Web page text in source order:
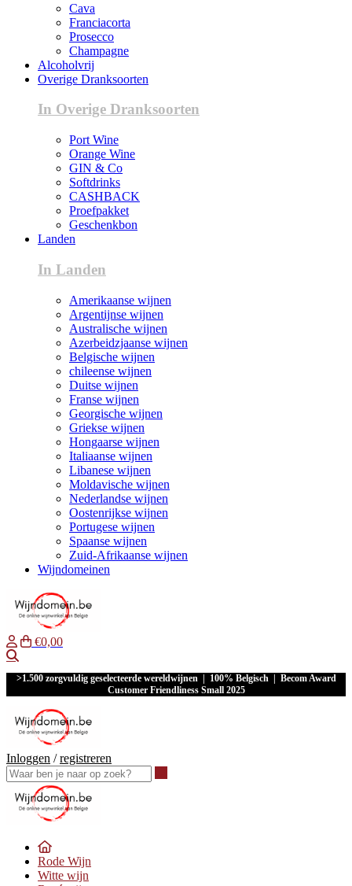
Cava
Franciacorta
Prosecco
Champagne
Alcoholvrij
Overige Dranksoorten
In Overige Dranksoorten
Port Wine
Orange Wine
GIN & Co
Softdrinks
CASHBACK
Proefpakket
Geschenkbon
Landen
In Landen
Amerikaanse wijnen
Argentijnse wijnen
Australische wijnen
Azerbeidzjaanse wijnen
Belgische wijnen
chileense wijnen
Duitse wijnen
Franse wijnen
Georgische wijnen
Griekse wijnen
Hongaarse wijnen
Italiaanse wijnen
Libanese wijnen
Moldavische wijnen
Nederlandse wijnen
Oostenrijkse wijnen
Portugese wijnen
Spaanse wijnen
Zuid-Afrikaanse wijnen
Wijndomeinen
€0,00
>1.500 zorgvuldig geselecteerde wereldwijnen | 100% Belgisch | Becom Award
Customer Friendliness Small 2025
Inloggen /registreren
Rode Wijn
Witte wijn